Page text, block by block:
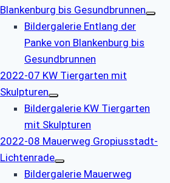
Blankenburg bis Gesundbrunnen
Bildergalerie Entlang der
Panke von Blankenburg bis
Gesundbrunnen
2022-07 KW Tiergarten mit
Skulpturen
Bildergalerie KW Tiergarten
mit Skulpturen
2022-08 Mauerweg Gropiusstadt-
Lichtenrade
Bildergalerie Mauerweg